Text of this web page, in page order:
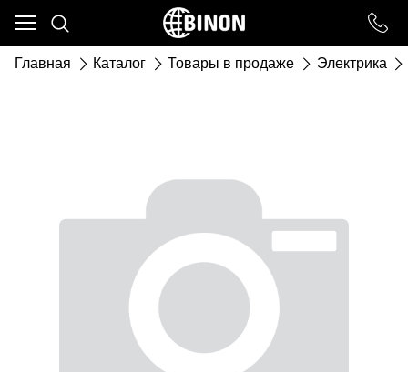
Главная Каталог Товары в продаже Электрика
Ваш город - ст. Каневская,
угадали?
ДА НЕТ